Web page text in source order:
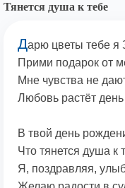
Тянется душа к тебе
Дарю цветы тебе я
Прими подарок от
Мне чувства не
Любовь растёт день
В твой день
Что тянется душа к
Я, поздравляя,